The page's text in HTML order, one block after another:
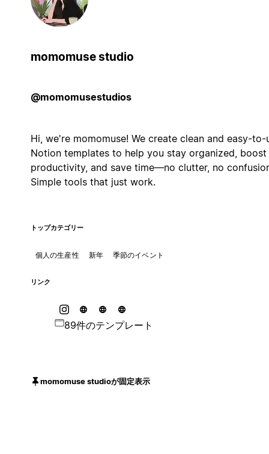
momomuse studio
@momomusestudios
Hi, we're momomuse! We create clean and easy-to-
Notion templates to help you stay organized, boost
productivity, and save time—no clutter, no
Simple tools that just work.
トップカテゴリー
個人の生産性 新年 季節のイベント
リンク
89件のテンプレート
momomuse studioが固定表示